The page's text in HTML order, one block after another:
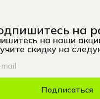
на
на наши
скидку на
Подписаться